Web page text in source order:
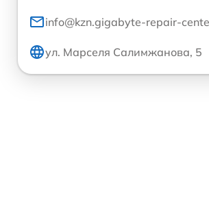
info@kzn.gigabyte-repair-
ул. Марселя Салимжанова, 5